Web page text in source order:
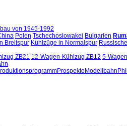
von 1945-1992
Polen Tschechoslowakei Bulgarien
Breitspur Kühlzüge in Normalspur
ZB21 12-Wagen-Kühlzug ZB12 5-
Prospekte Modellbahn